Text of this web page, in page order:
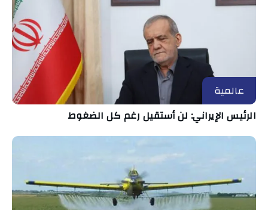
عالمية
الرئيس الإيراني: لن أستقيل رغم كل الضغوط